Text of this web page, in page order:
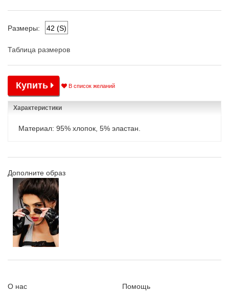
Размеры: 42 (S)
Таблица размеров
Купить В список желаний
Характеристики
Материал: 95% хлопок, 5% эластан.
Дополните образ
О нас
Помощь